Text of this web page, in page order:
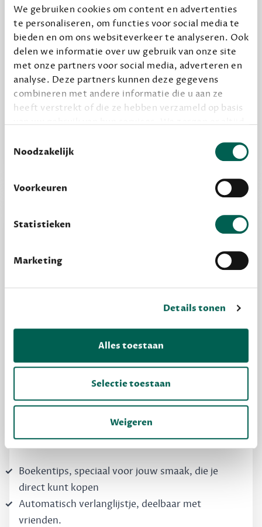
We gebruiken cookies om content en advertenties
te personaliseren, om functies voor social media te
bieden en om ons websiteverkeer te analyseren. Ook
delen we informatie over uw gebruik van onze site
met onze partners voor social media, adverteren en
analyse. Deze partners kunnen deze gegevens
combineren met andere informatie die u aan ze
heeft verstrekt of die ze hebben verzameld op basis
grondslag gebeurt, en er niet onnodig data van je
wordt verwerkt. Gevoelige persoonsgegevens delen
Noodzakelijk
Voorkeuren
Statistieken
Marketing
Details tonen
Alles toestaan
Selectie toestaan
Weigeren
Geef cadeau
Alles van Dewey Free
Word een bovengemiddelde lezer met 6 boeken
kijken of het zou bevallen (maar dit hoeft niet)
Dewey Free
Krijg boekentips, persoonlijk voor jou en je
vrienden. Krijg én geef betere cadeaus.
Schrijf nu gratis in
Boekentips, speciaal voor jouw smaak, die je
direct kunt kopen
Automatisch verlanglijstje, deelbaar met
vrienden.